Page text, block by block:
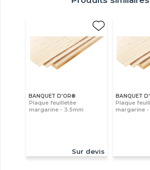
BANQUET D'OR®
Plaque feuilletée
margarine - 3.5mm
Sur devis
BANQUET
Plaque
margarine -